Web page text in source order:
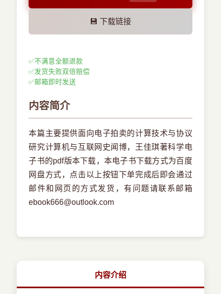
💾 下载链接
✅不满意全额退款
✅发货失败双倍赔偿
✅邮箱即时发送
内容简介
本篇主要提供面向电子拍卖的计算技术与协议
研究计算机与互联网史闻博，王佳琪著科学电
子书的pdf版本下载，本电子书下载方式为百度
网盘方式，点击以上按钮下单完成后即会通过
邮件和网页的方式发货，有问题请联系邮箱
ebook666@outlook.com
内容介绍